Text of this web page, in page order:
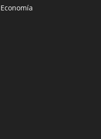
Economía